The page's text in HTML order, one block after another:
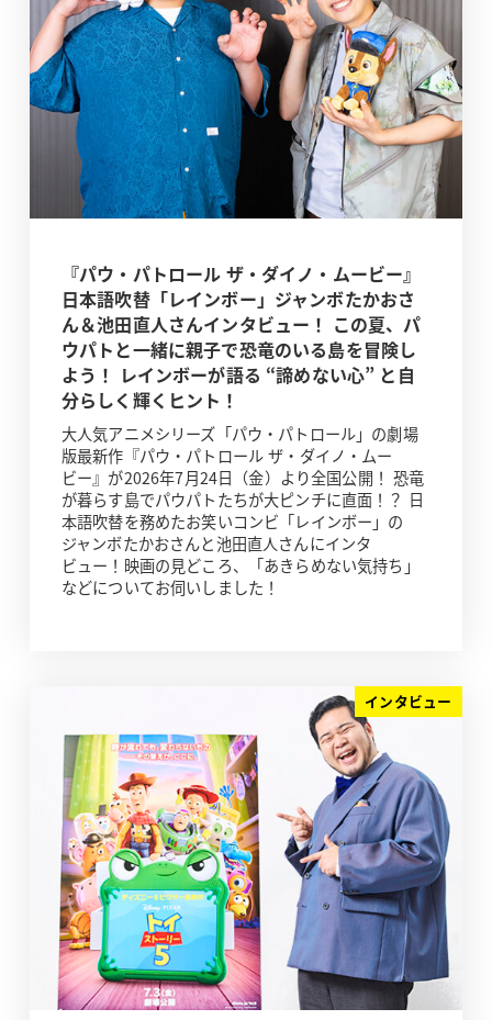
『パウ・パトロール ザ・ダイノ・ムービー』
日本語吹替「レインボー」ジャンボたかおさ
ん＆池田直人さんインタビュー！ この夏、パ
ウパトと一緒に親子で恐竜のいる島を冒険し
よう！ レインボーが語る “諦めない心” と自
分らしく輝くヒント！
大人気アニメシリーズ「パウ・パトロール」の劇場
版最新作『パウ・パトロール ザ・ダイノ・ムー
ビー』が2026年7月24日（金）より全国公開！ 恐竜
が暮らす島でパウパトたちが大ピンチに直面！？ 日
本語吹替を務めたお笑いコンビ「レインボー」の
ジャンボたかおさんと池田直人さんにインタ
ビュー！映画の見どころ、「あきらめない気持ち」
などについてお伺いしました！
インタビュー